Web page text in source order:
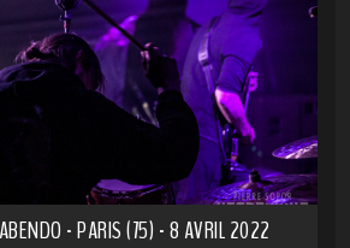
- PARIS (75) - 8 AVRIL 2022